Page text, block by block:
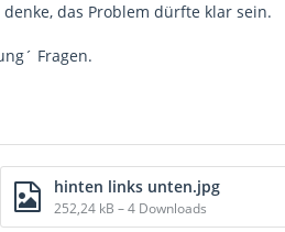
das Problem dürfte klar sein.
Fragen.
hinten links unten.jpg
252,24 kB – 4 Downloads